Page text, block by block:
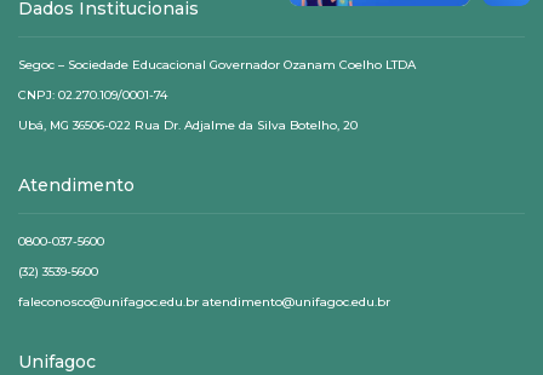
Dados Institucionais
Segoc – Sociedade Educacional Governador Ozanam Coelho LTDA
CNPJ: 02.270.109/0001-74
Ubá, MG 36506-022 Rua Dr. Adjalme da Silva Botelho, 20
Atendimento
0800-037-5600
(32) 3539-5600
faleconosco@unifagoc.edu.br atendimento@unifagoc.edu.br
Unifagoc